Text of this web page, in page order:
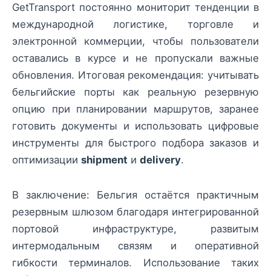
GetTransport постоянно мониторит тенденции в
международной логистике, торговле и
электронной коммерции, чтобы пользователи
оставались в курсе и не пропускали важные
обновления. Итоговая рекомендация: учитывать
бельгийские порты как реальную резервную
опцию при планировании маршрутов, заранее
готовить документы и использовать цифровые
инструменты для быстрого подбора заказов и
оптимизации shipment и delivery.
В заключение: Бельгия остаётся практичным
резервным шлюзом благодаря интегрированной
портовой инфраструктуре, развитым
интермодальным связям и оперативной
гибкости терминалов. Использование таких